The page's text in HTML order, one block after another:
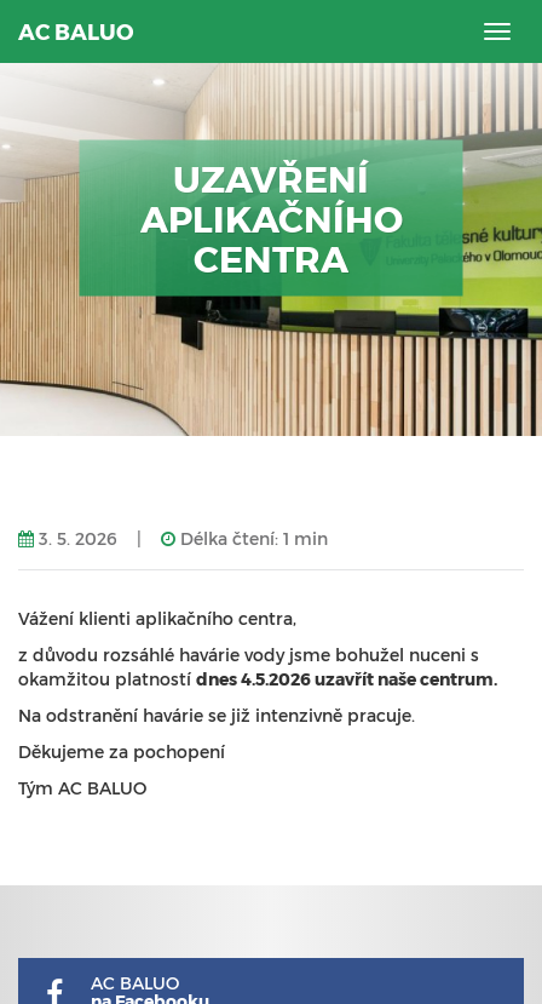
AC BALUO
UZAVŘENÍ
APLIKAČNÍHO
CENTRA
3. 5. 2026 Délka čtení: 1 min
Vážení klienti aplikačního centra,
z důvodu rozsáhlé havárie vody jsme bohužel nuceni s
okamžitou platností dnes 4.5.2026 uzavřít naše centrum.
Na odstranění havárie se již intenzivně pracuje.
Děkujeme za pochopení
Tým AC BALUO
AC BALUO